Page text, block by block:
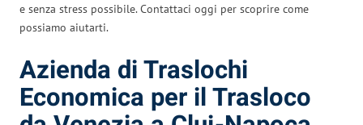
e senza stress possibile. Contattaci oggi per scoprire come
possiamo aiutarti.
Azienda di Traslochi
Economica per il Trasloco